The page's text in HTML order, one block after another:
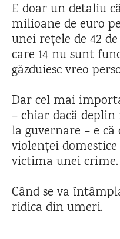
E doar un detaliu
milioane de euro
unei rețele de 42
care 14 nu sunt
găzduiesc vreo
Dar cel mai
– chiar dacă
la guvernare – e că
violenței
victima unei crime.
Când se va
ridica din umeri.